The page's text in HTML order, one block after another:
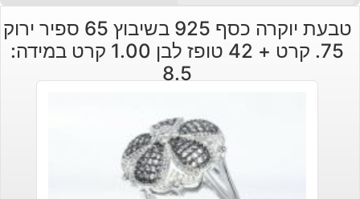
טבעת יוקרה כסף 925 בשיבוץ 65 ספיר ירוק
75. קרט + 42 טופז לבן 1.00 קרט במידה:
8.5